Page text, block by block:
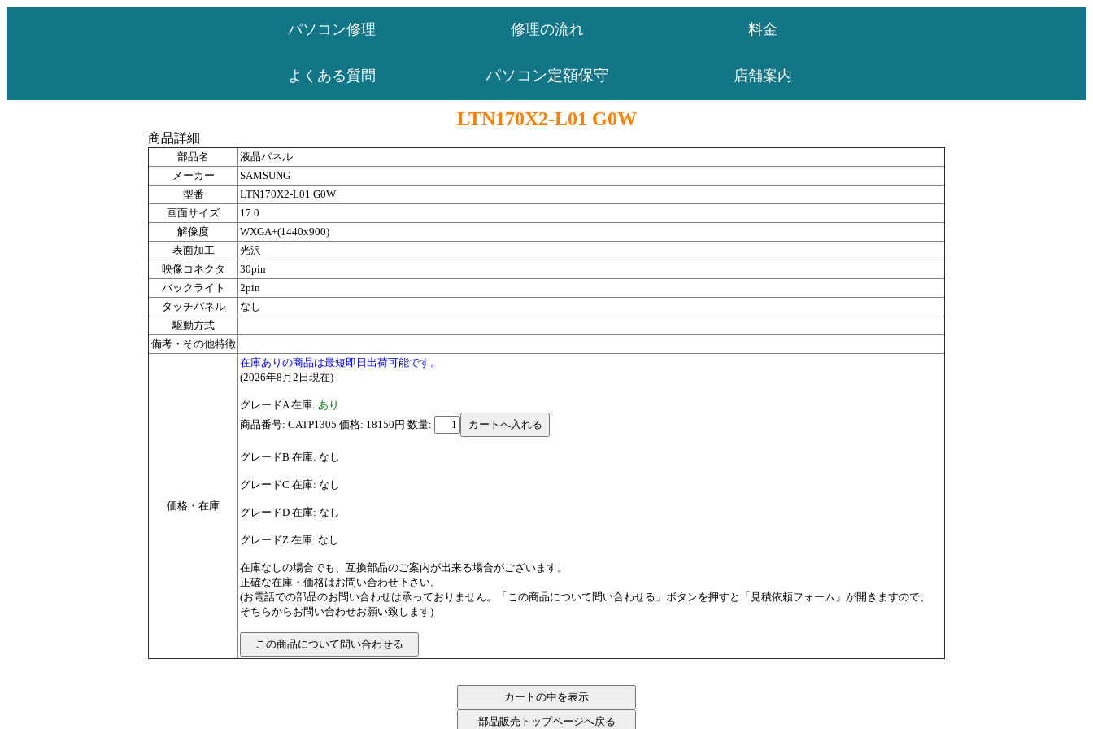
パソコン修理 修理の流れ 料金
よくある質問 パソコン定額保守 店舗案内
LTN170X2-L01 G0W
商品詳細
部品名
液晶パネル
メーカー
SAMSUNG
型番
LTN170X2-L01 G0W
画面サイズ
17.0
解像度
WXGA+(1440x900)
表面加工
光沢
映像コネクタ
30pin
バックライト
2pin
タッチパネル
なし
駆動方式
備考・その他特徴
価格・在庫
在庫ありの商品は最短即日出荷可能です。
(2026年8月2日現在)
グレードA 在庫: あり
商品番号: CATP1305 価格: 18150円 数量:
グレードB 在庫: なし
グレードC 在庫: なし
グレードD 在庫: なし
グレードZ 在庫: なし
在庫なしの場合でも、互換部品のご案内が出来る場合がございます。
正確な在庫・価格はお問い合わせ下さい。
(お電話での部品のお問い合わせは承っておりません。「この商品について問い合わせる」ボタンを押すと「見積依頼フォーム」が開きますので、
そちらからお問い合わせお願い致します)